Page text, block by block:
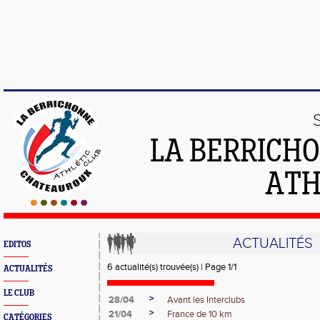
LA
EDITOS
ACTUALITÉS
LE CLUB
CATÉGORIES
ACTUALITÉS
6 actualité(s) trouvée(s) | Page 1/1
28/04 >
Avant les Interclubs
21/04
> France de 10 km